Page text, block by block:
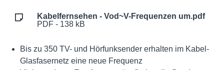
Kabelfernsehen - Vod~V-Frequenzen um.pdf
PDF - 138 kB
Bis zu 350 TV- und Hörfunksender erhalten im Kabel-
Glasfasernetz eine neue Frequenz